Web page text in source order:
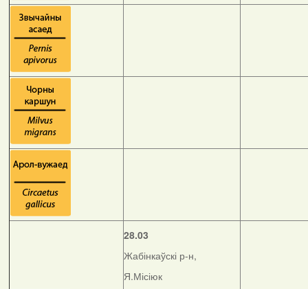
28.03
Жабінкаўскі р-н,
Я.Місіюк